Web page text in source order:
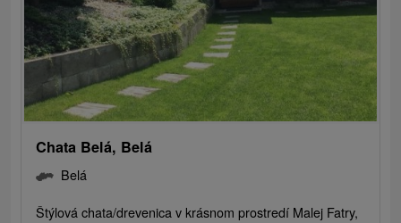
Chata Belá, Belá
Belá
Štýlová chata/drevenica v krásnom prostredí Malej Fatry,